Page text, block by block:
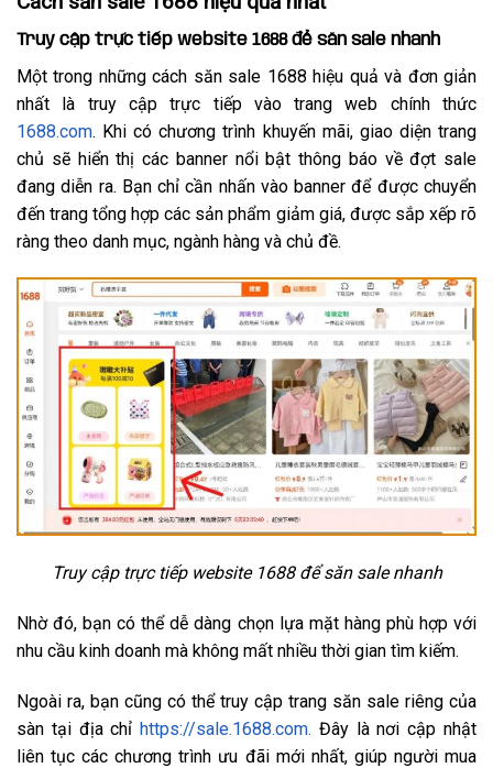
Truy cập trực tiếp website 1688 để săn sale nhanh
Một trong những cách săn sale 1688 hiệu quả và đơn giản
nhất là truy cập trực tiếp vào trang web chính thức
1688.com. Khi có chương trình khuyến mãi, giao diện trang
chủ sẽ hiển thị các banner nổi bật thông báo về đợt sale
đang diễn ra. Bạn chỉ cần nhấn vào banner để được chuyển
đến trang tổng hợp các sản phẩm giảm giá, được sắp xếp rõ
ràng theo danh mục, ngành hàng và chủ đề.
Truy cập trực tiếp website 1688 để săn sale nhanh
Nhờ đó, bạn có thể dễ dàng chọn lựa mặt hàng phù hợp với
nhu cầu kinh doanh mà không mất nhiều thời gian tìm kiếm.
Ngoài ra, bạn cũng có thể truy cập trang săn sale riêng của
sàn tại địa chỉhttps://sale.1688.com. Đây là nơi cập nhật
liên tục các chương trình ưu đãi mới nhất, giúp người mua